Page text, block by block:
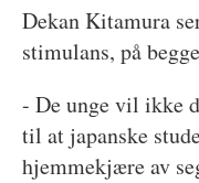
Dekan Kitamura
stimulans, på
- De unge vil ikke
til at japanske
hjemmekjære av